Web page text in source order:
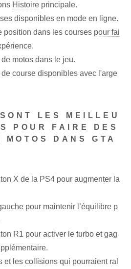
Histoire principale.
disponibles en mode en ligne.
position dans les courses pour fai
motos dans le jeu.
course disponibles avec l'arge
LES MEILLEU
POUR FAIRE DES
MOTOS DANS GTA
X de la PS4 pour augmenter la
pour maintenir l’équilibre p
R1 pour activer le turbo et gag
et les ⁢collisions qui pourraient ral